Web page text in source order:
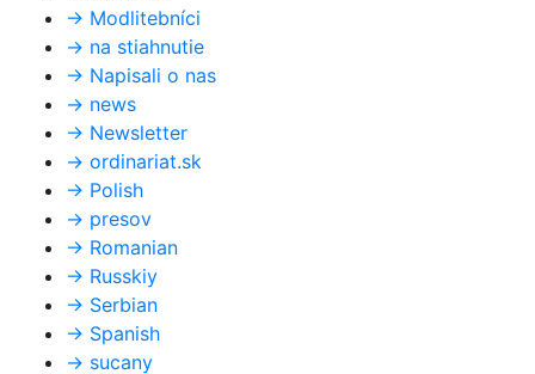
→ Modlitebníci
→ na stiahnutie
→ Napisali o nas
→ news
→ Newsletter
→ ordinariat.sk
→ Polish
→ presov
→ Romanian
→ Russkiy
→ Serbian
→ Spanish
→ sucany